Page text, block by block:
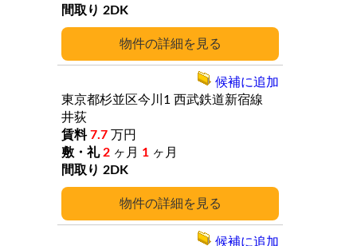
詳細
2DK
詳細
東京都杉並区今川1 西武鉄道新宿線
井荻
7.7 万円
2 ヶ月 1 ヶ月
2DK
候補に追加
候補に追加